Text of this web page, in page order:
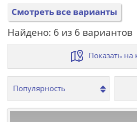
Смотреть все варианты
Найдено: 6 из 6 вариантов
Показать на